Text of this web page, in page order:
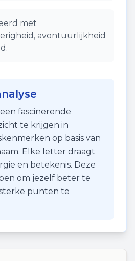
met
avontuurlijkheid
fascinerende
te krijgen in
op basis van
Elke letter draagt
en betekenis. Deze
om jezelf beter te
punten te